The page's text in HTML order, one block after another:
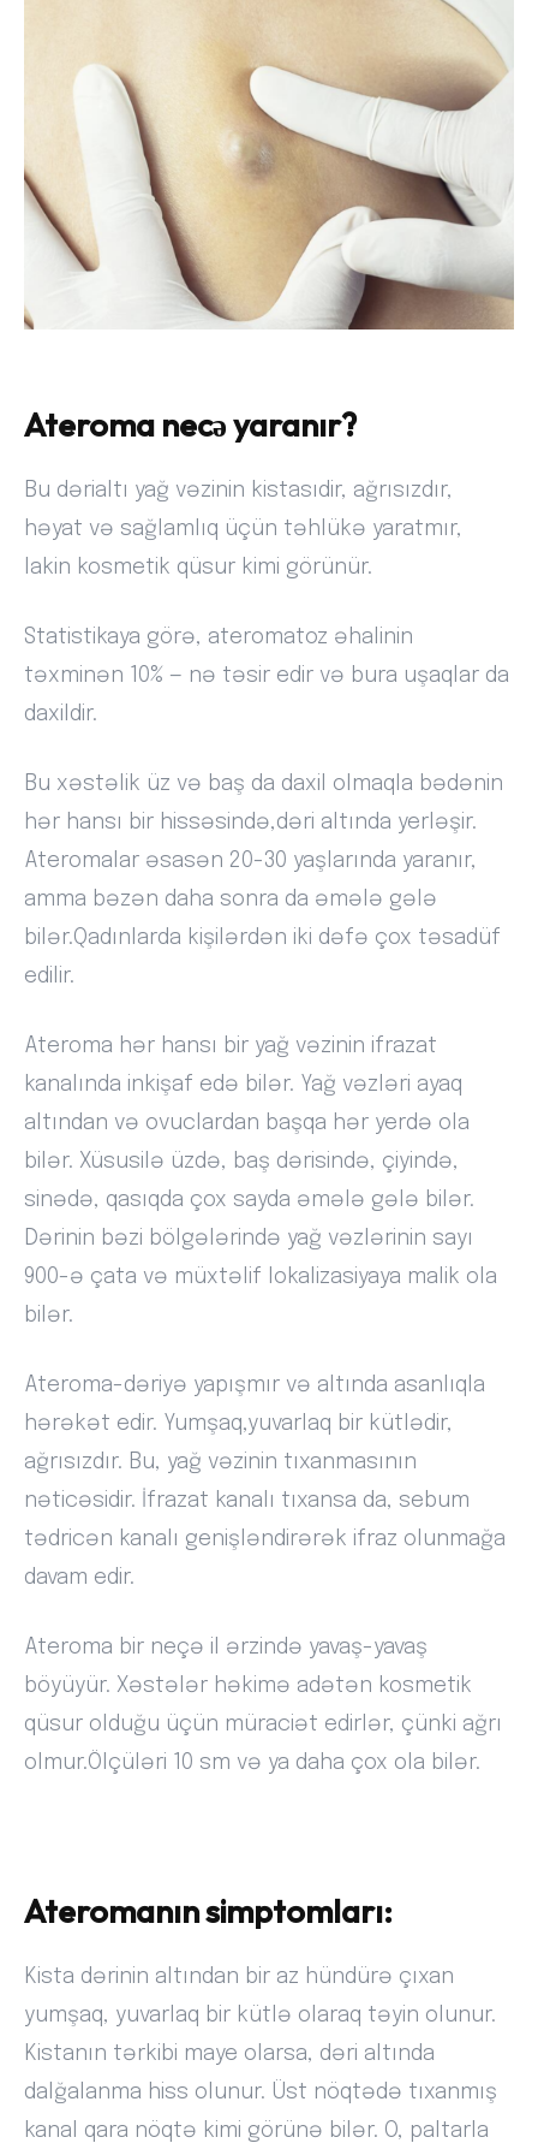
Ateroma necə yaranır?
Bu dərialtı yağ vəzinin kistasıdir, ağrısızdır,
həyat və sağlamlıq üçün təhlükə yaratmır,
lakin kosmetik qüsur kimi görünür.
Statistikaya görə, ateromatoz əhalinin
təxminən 10% — nə təsir edir və bura uşaqlar da
daxildir.
Bu xəstəlik üz və baş da daxil olmaqla bədənin
hər hansı bir hissəsində,dəri altında yerləşir.
Ateromalar əsasən 20-30 yaşlarında yaranır,
amma bəzən daha sonra da əmələ gələ
bilər.Qadınlarda kişilərdən iki dəfə çox təsadüf
edilir.
Ateroma hər hansı bir yağ vəzinin ifrazat
kanalında inkişaf edə bilər. Yağ vəzləri ayaq
altından və ovuclardan başqa hər yerdə ola
bilər. Xüsusilə üzdə, baş dərisində, çiyində,
sinədə, qasıqda çox sayda əmələ gələ bilər.
Dərinin bəzi bölgələrində yağ vəzlərinin sayı
900-ə çata və müxtəlif lokalizasiyaya malik ola
bilər.
Ateroma-dəriyə yapışmır və altında asanlıqla
hərəkət edir. Yumşaq,yuvarlaq bir kütlədir,
ağrısızdır. Bu, yağ vəzinin tıxanmasının
nəticəsidir. İfrazat kanalı tıxansa da, sebum
tədricən kanalı genişləndirərək ifraz olunmağa
davam edir.
Ateroma bir neçə il ərzində yavaş-yavaş
böyüyür. Xəstələr həkimə adətən kosmetik
qüsur olduğu üçün müraciət edirlər, çünki ağrı
olmur.Ölçüləri 10 sm və ya daha çox ola bilər.
Ateromanın simptomları:
Kista dərinin altından bir az hündürə çıxan
yumşaq, yuvarlaq bir kütlə olaraq təyin olunur.
Kistanın tərkibi maye olarsa, dəri altında
dalğalanma hiss olunur. Üst nöqtədə tıxanmış
kanal qara nöqtə kimi görünə bilər. O, paltarla